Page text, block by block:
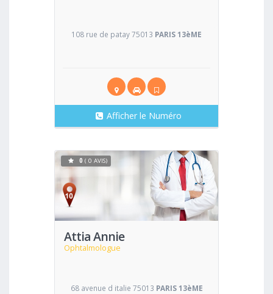
108 rue de patay 75013 PARIS 13èME
Afficher le Numéro
Attia Annie
Ophtalmologue
Voir
0 ( 0 AVIS)
68 avenue d italie 75013 PARIS 13èME